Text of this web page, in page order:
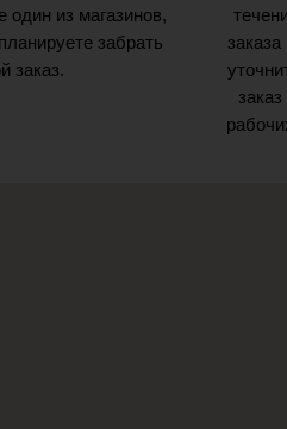
один из магазинов,
забрать
заказ.